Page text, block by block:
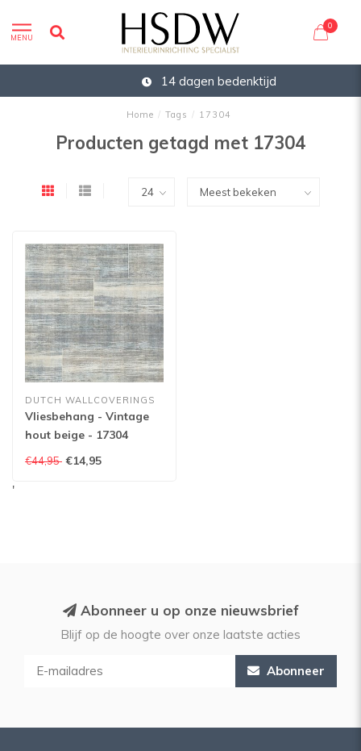
MENU
0
14 dagen bedenktijd
Home / Tags / 17304
Producten getagd met 17304
DUTCH WALLCOVERINGS
Vliesbehang - Vintage
hout beige - 17304
€44,95 €14,95
'
Abonneer u op onze nieuwsbrief
Blijf op de hoogte over onze laatste acties
Abonneer